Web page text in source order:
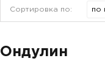
Сортировка по:
Ондулин